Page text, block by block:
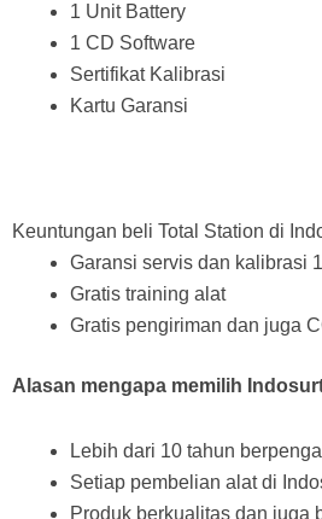
1 Unit Battery
1 CD Software
Sertifikat Kalibrasi
Kartu Garansi
Keuntungan beli Total Station di
Garansi servis dan kalibrasi
Gratis training alat
Gratis pengiriman dan juga
Alasan mengapa memilih
Lebih dari 10 tahun
Setiap pembelian alat di
Produk berkualitas dan juga